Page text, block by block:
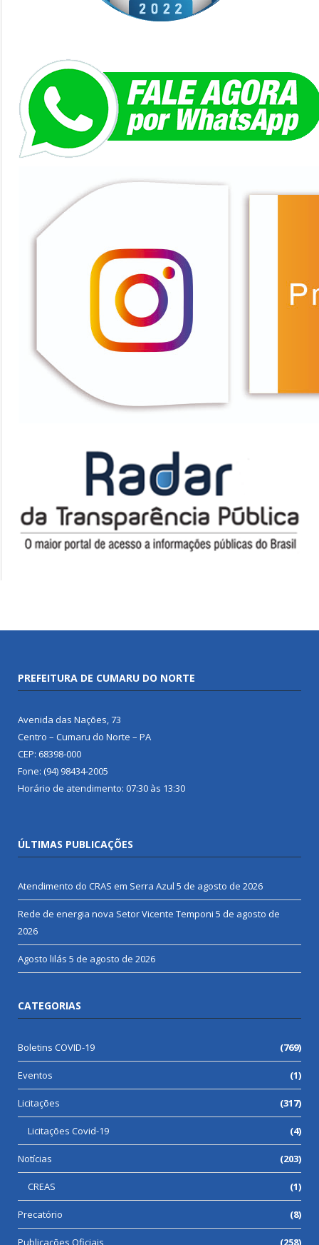
PREFEITURA DE CUMARU DO NORTE
Avenida das Nações, 73
Centro – Cumaru do Norte – PA
CEP: 68398-000
Fone: (94) 98434-2005
Horário de atendimento: 07:30 às 13:30
ÚLTIMAS PUBLICAÇÕES
Atendimento do CRAS em Serra Azul 5 de agosto de 2026
Rede de energia nova Setor Vicente Temponi 5 de agosto de
2026
Agosto lilás 5 de agosto de 2026
CATEGORIAS
Boletins COVID-19 (769)
Eventos (1)
Licitações (317)
Licitações Covid-19 (4)
Notícias (203)
CREAS (1)
Precatório (8)
Publicações Oficiais (258)